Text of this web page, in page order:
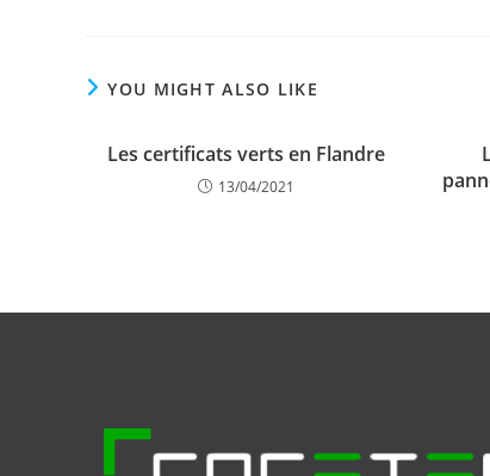
YOU MIGHT ALSO LIKE
Les certificats verts en Flandre
13/04/2021